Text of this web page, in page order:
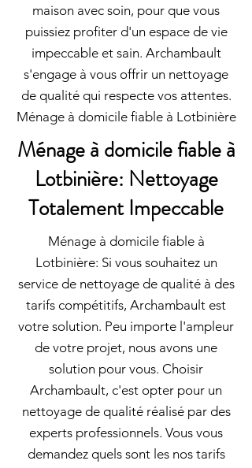
maison avec soin, pour que vous
puissiez profiter d'un espace de vie
impeccable et sain. Archambault
s'engage à vous offrir un nettoyage
de qualité qui respecte vos attentes.
Ménage à domicile fiable à Lotbinière
Ménage à domicile fiable à
Lotbinière: Nettoyage
Totalement Impeccable
Ménage à domicile fiable à
Lotbinière: Si vous souhaitez un
service de nettoyage de qualité à des
tarifs compétitifs, Archambault est
votre solution. Peu importe l'ampleur
de votre projet, nous avons une
solution pour vous. Choisir
Archambault, c'est opter pour un
nettoyage de qualité réalisé par des
experts professionnels. Vous vous
demandez quels sont les nos tarifs